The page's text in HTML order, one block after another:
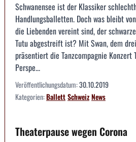
Schwanensee ist der Klassiker
Handlungsballetten. Doch was bleibt
die Liebenden vereint sind, der
Tutu abgestreift ist? Mit Swan, dem
präsentiert die Tanzcompagnie Konzert
Perspe...
Veröffentlichungsdatum:30.10.2019
Kategorien:BallettSchweizNews
Theaterpause wegen Corona